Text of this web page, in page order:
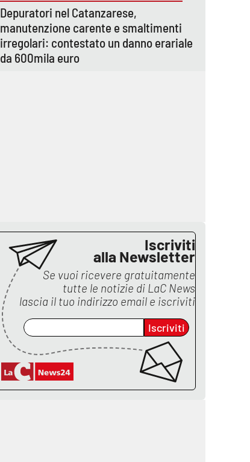
Depuratori nel Catanzarese,
manutenzione carente e smaltimenti
irregolari: contestato un danno erariale
da 600mila euro
Iscriviti
alla Newsletter
Se vuoi ricevere gratuitamente
tutte le notizie di LaC News
lascia il tuo indirizzo email e iscriviti
Iscriviti